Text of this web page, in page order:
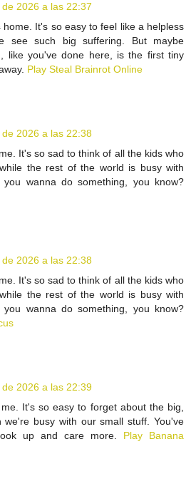
2026 a las 22:37
It's so easy to feel like a helpless
see such big suffering. But maybe
like you've done here, is the first tiny
Play Steal Brainrot Online
2026 a las 22:38
It's so sad to think of all the kids who
the rest of the world is busy with
wanna do something, you know?
2026 a las 22:38
It's so sad to think of all the kids who
the rest of the world is busy with
wanna do something, you know?
2026 a las 22:39
It's so easy to forget about the big,
we're busy with our small stuff. You've
up and care more. Play Banana